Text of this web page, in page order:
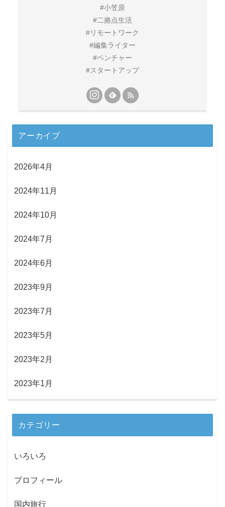
#小笠原
#二拠点生活
#リモートワーク
#編集ライター
#ベンチャー
#スタートアップ
アーカイブ
2026年4月
2024年11月
2024年10月
2024年7月
2024年6月
2023年9月
2023年7月
2023年5月
2023年2月
2023年1月
カテゴリー
いろいろ
プロフィール
国内旅行